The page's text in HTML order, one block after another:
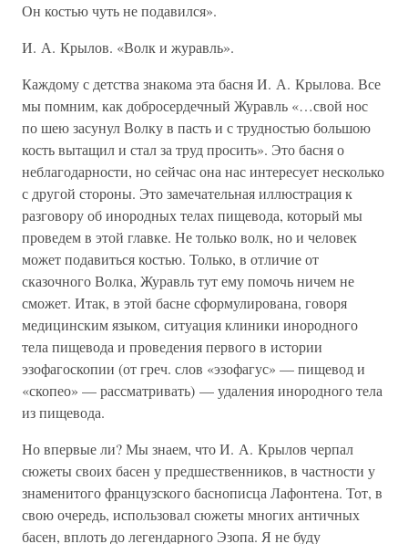
Он костью чуть не подавился».
И. А. Крылов. «Волк и журавль».
Каждому с детства знакома эта басня И. А. Крылова. Все
мы помним, как добросердечный Журавль «…свой нос
по шею засунул Волку в пасть и с трудностью большою
кость вытащил и стал за труд просить». Это басня о
неблагодарности, но сейчас она нас интересует несколько
с другой стороны. Это замечательная иллюстрация к
разговору об инородных телах пищевода, который мы
проведем в этой главке. Не только волк, но и человек
может подавиться костью. Только, в отличие от
сказочного Волка, Журавль тут ему помочь ничем не
сможет. Итак, в этой басне сформулирована, говоря
медицинским языком, ситуация клиники инородного
тела пищевода и проведения первого в истории
эзофагоскопии (от греч. слов «эзофагус» — пищевод и
«скопео» — рассматривать) — удаления инородного тела
из пищевода.
Но впервые ли? Мы знаем, что И. А. Крылов черпал
сюжеты своих басен у предшественников, в частности у
знаменитого французского баснописца Лафонтена. Тот, в
свою очередь, использовал сюжеты многих античных
басен, вплоть до легендарного Эзопа. Я не буду